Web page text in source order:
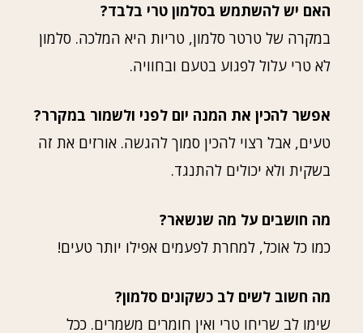
האם יש להשתמש בסלמון טרי בלבד?
במקרה של טרטר סלמון, טריות היא המלכה. סלמון
לא טרי עלול לפגוע בטעם ובחוויה.
אפשר להכין את המנה יום לפני ולשמור במקרר?
טעים, אבל רצוי להכין סמוך להגשה. אורזים את זה
בשקית ולא יכולים להתנגד.
מה חושבים על מה שנשאר?
כמו כל אוכל, למחרת לפעמים אפילו יותר טעים!
מה חשוב לשים לב כשקונים סלמון?
שימו לב שריחו טרי ואין חומרים משמרים. ככל